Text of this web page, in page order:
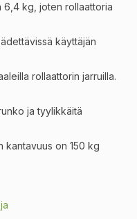
6,4 kg, joten rollaattoria
käyttäjän
rollaattorin jarruilla.
ja tyylikkäitä
kantavuus on 150 kg